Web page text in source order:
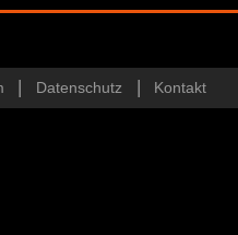
Datenschutz Kontakt